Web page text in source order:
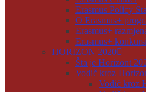
Erasmus Policy
O Erasmus+
Erasmus+
Erasmus+ konkursi
HORIZON 2020
Šta je Horizont
Vodič kroz
Vodič kroz